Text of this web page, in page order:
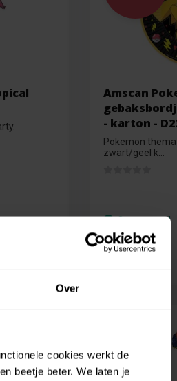
Over
cookies werkt de
beetje beter. We laten je
Amscan
- karton -
Pokemon
zwart/geel k...
Op voorraad
€1,25
€1,12
€ 1,12